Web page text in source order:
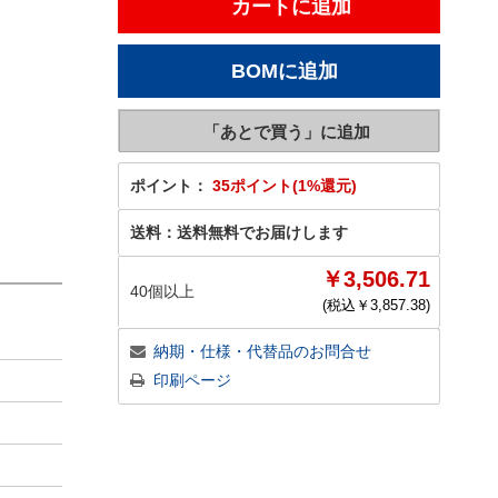
ポイント： 35ポイント(1%還元)
送料： 送料無料でお届けします
40個以上 ￥3,506.71
(税込￥ 3,857.38)
納期・仕様・代替品のお問合せ
印刷ページ